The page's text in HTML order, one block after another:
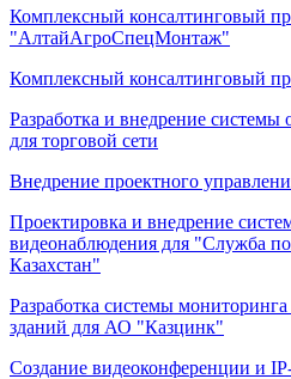
Комплексный консалтинговый
"АлтайАгроСпецМонтаж"
Комплексный консалтинговый
Разработка и внедрение системы
для торговой сети
Внедрение проектного
Проектировка и внедрение
видеонаблюдения для "Служба
Казахстан"
Разработка системы
зданий для АО "Казцинк"
Создание видеоконференции и